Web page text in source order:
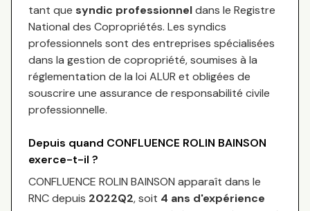
tant que syndic professionneldans le Registre
National des Copropriétés. Les syndics
professionnels sont des entreprises spécialisées
dans la gestion de copropriété, soumises à la
réglementation de la loi ALUR et obligées de
souscrire une assurance de responsabilité civile
professionnelle.
Depuis quand CONFLUENCE ROLIN BAINSON
exerce-t-il ?
CONFLUENCE ROLIN BAINSON apparaît dans le
RNC depuis 2022Q2, soit 4 ans d'expérience